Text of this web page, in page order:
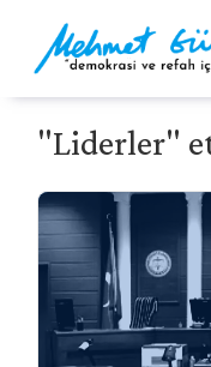
"Liderler"